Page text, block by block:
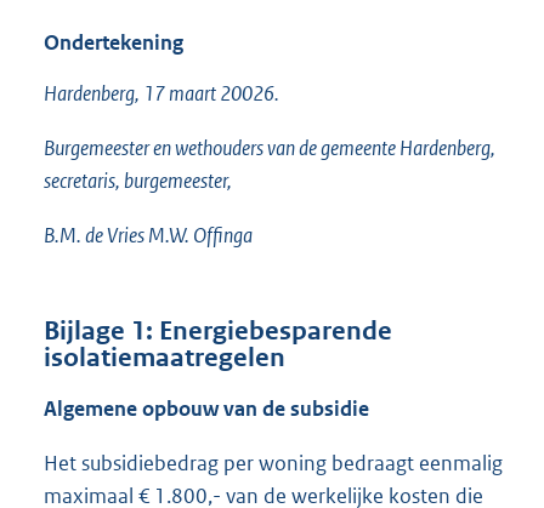
Ondertekening
Hardenberg, 17 maart 20026.
Burgemeester en wethouders van de gemeente Hardenberg,
secretaris, burgemeester,
B.M. de Vries M.W. Offinga
Bijlage 1: Energiebesparende
isolatiemaatregelen
Algemene opbouw van de subsidie
Het subsidiebedrag per woning bedraagt eenmalig
maximaal € 1.800,- van de werkelijke kosten die